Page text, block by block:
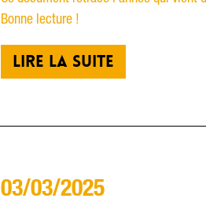
Bonne lecture !
LIRE LA SUITE
03/03/2025